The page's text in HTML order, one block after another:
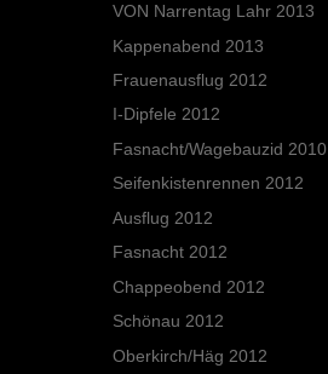
VON Narrentag Lahr 2013
Kappenabend 2013
Frauenausflug 2012
I-Dipfele 2012
Fasnacht/Wagebauzid 2010
Seifenkistenrennen 2012
Ausflug 2012
Fasnacht 2012
Chappeobend 2012
Schönau 2012
Oberkirch/Häg 2012